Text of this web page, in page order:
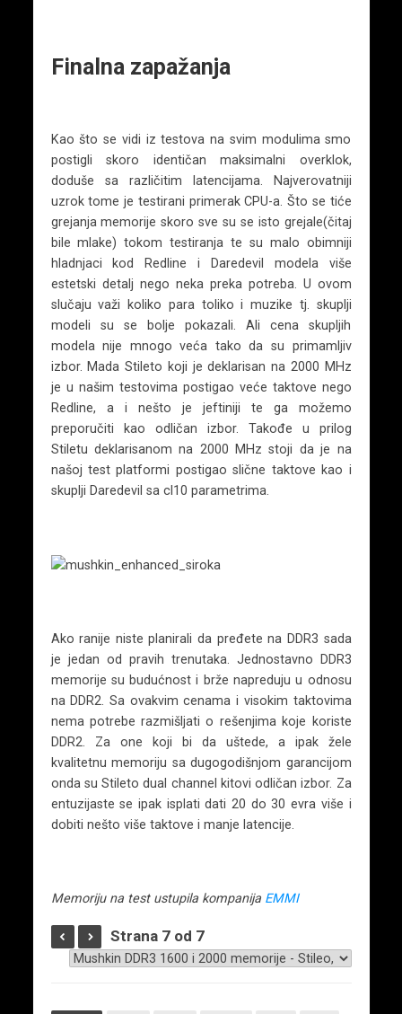
Finalna zapažanja
Kao što se vidi iz testova na svim modulima smo
postigli skoro identičan maksimalni overklok,
doduše sa različitim latencijama. Najverovatniji
uzrok tome je testirani primerak CPU-a. Što se tiće
grejanja memorije skoro sve su se isto grejale(čitaj
bile mlake) tokom testiranja te su malo obimniji
hladnjaci kod Redline i Daredevil modela više
estetski detalj nego neka preka potreba. U ovom
slučaju važi koliko para toliko i muzike tj. skuplji
modeli su se bolje pokazali. Ali cena skupljih
modela nije mnogo veća tako da su primamljiv
izbor. Mada Stileto koji je deklarisan na 2000 MHz
je u našim testovima postigao veće taktove nego
Redline, a i nešto je jeftiniji te ga možemo
preporučiti kao odličan izbor. Takođe u prilog
Stiletu deklarisanom na 2000 MHz stoji da je na
našoj test platformi postigao slične taktove kao i
skuplji Daredevil sa cl10 parametrima.
Ako ranije niste planirali da pređete na DDR3 sada
je jedan od pravih trenutaka. Jednostavno DDR3
memorije su budućnost i brže napreduju u odnosu
na DDR2. Sa ovakvim cenama i visokim taktovima
nema potrebe razmišljati o rešenjima koje koriste
DDR2. Za one koji bi da uštede, a ipak žele
kvalitetnu memoriju sa dugogodišnjom garancijom
onda su Stileto dual channel kitovi odličan izbor. Za
entuzijaste se ipak isplati dati 20 do 30 evra više i
dobiti nešto više taktove i manje latencije.
Memoriju na test ustupila kompanija EMMI
Strana 7 od 7